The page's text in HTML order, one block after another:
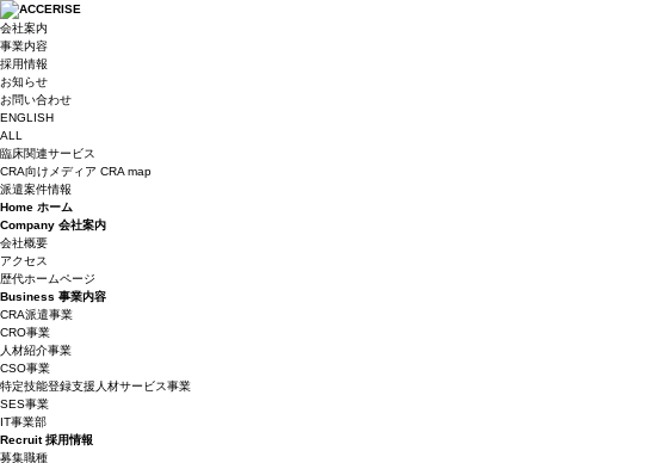
会社案内
事業内容
採用情報
お知らせ
お問い合わせ
ENGLISH
ALL
臨床関連サービス
CRA向けメディア CRA map
派遣案件情報
Home ホーム
Company 会社案内
会社概要
アクセス
歴代ホームページ
Business 事業内容
CRA派遣事業
CRO事業
人材紹介事業
CSO事業
特定技能登録支援人材サービス事業
SES事業
IT事業部
Recruit採用情報
募集職種